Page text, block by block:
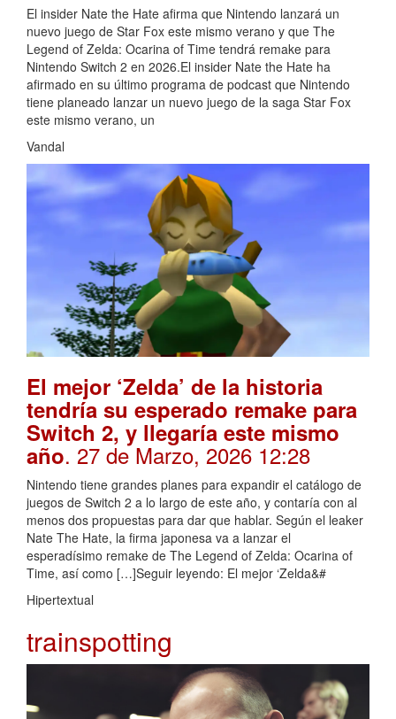
El insider Nate the Hate afirma que Nintendo lanzará un
nuevo juego de Star Fox este mismo verano y que The
Legend of Zelda: Ocarina of Time tendrá remake para
Nintendo Switch 2 en 2026.El insider Nate the Hate ha
afirmado en su último programa de podcast que Nintendo
tiene planeado lanzar un nuevo juego de la saga Star Fox
este mismo verano, un
Vandal
El mejor ‘Zelda’ de la historia
tendría su esperado remake para
Switch 2, y llegaría este mismo
año. 27 de Marzo, 2026 12:28
Nintendo tiene grandes planes para expandir el catálogo de
juegos de Switch 2 a lo largo de este año, y contaría con al
menos dos propuestas para dar que hablar. Según el leaker
Nate The Hate, la firma japonesa va a lanzar el
esperadísimo remake de The Legend of Zelda: Ocarina of
Time, así como […]Seguir leyendo: El mejor ‘Zelda&#
Hipertextual
trainspotting